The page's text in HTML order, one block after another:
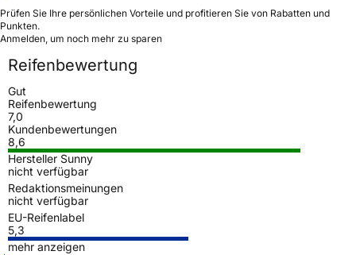
Prüfen Sie Ihre persönlichen Vorteile und profitieren Sie von Rabatten und
Punkten.
Anmelden, um noch mehr zu sparen
Reifenbewertung
Gut
Reifenbewertung
7,0
Kundenbewertungen
8,6
Hersteller Sunny
nicht verfügbar
Redaktionsmeinungen
nicht verfügbar
EU-Reifenlabel
5,3
mehr anzeigen